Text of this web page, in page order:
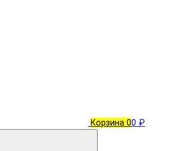
Корзина 00 ₽